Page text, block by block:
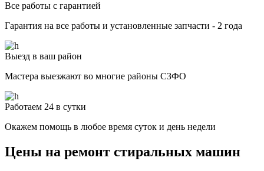
Все работы с гарантией
Гарантия на все работы и установленные запчасти - 2 года
Выезд в ваш район
Мастера выезжают во многие районы СЗФО
Работаем 24 в сутки
Окажем помощь в любое время суток и день недели
Цены на ремонт стиральных машин